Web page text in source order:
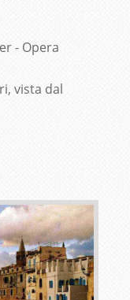
- Opera
vista dal